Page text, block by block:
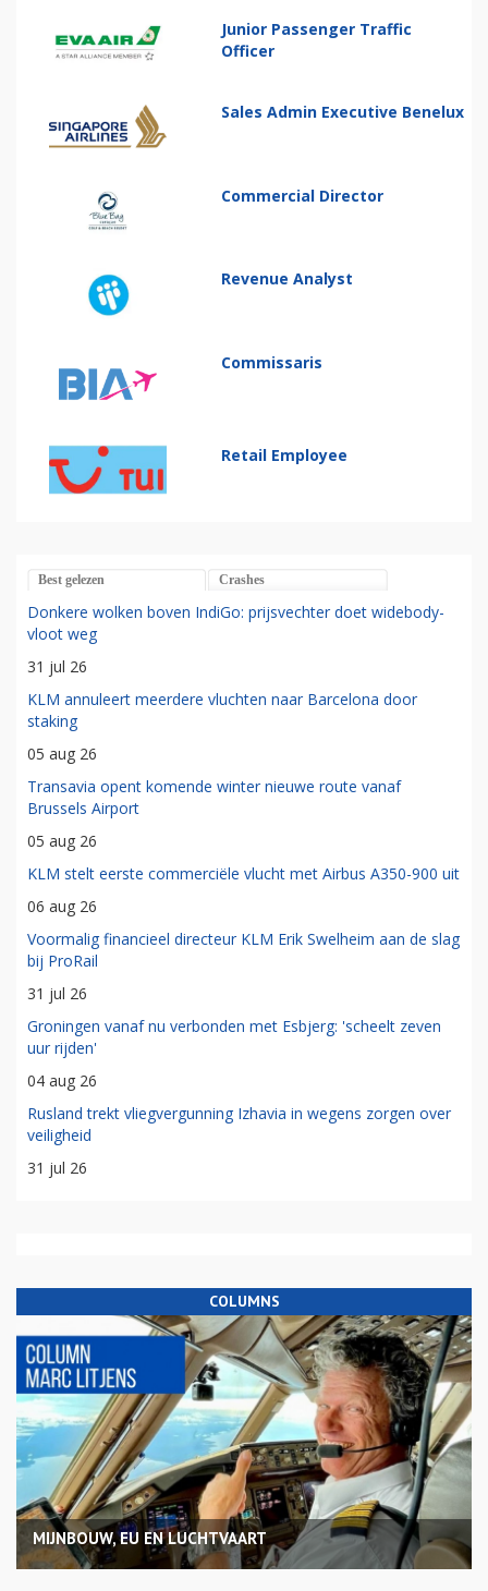
Junior Passenger Traffic
Officer
Sales Admin Executive Benelux
Commercial Director
Revenue Analyst
Commissaris
Retail Employee
Best gelezen Crashes
Donkere wolken boven IndiGo: prijsvechter doet widebody-
vloot weg
31 jul 26
KLM annuleert meerdere vluchten naar Barcelona door
staking
05 aug 26
Transavia opent komende winter nieuwe route vanaf
Brussels Airport
05 aug 26
KLM stelt eerste commerciële vlucht met Airbus A350-900 uit
06 aug 26
Voormalig financieel directeur KLM Erik Swelheim aan de slag
bij ProRail
31 jul 26
Groningen vanaf nu verbonden met Esbjerg: 'scheelt zeven
uur rijden'
04 aug 26
Rusland trekt vliegvergunning Izhavia in wegens zorgen over
veiligheid
31 jul 26
COLUMNS
MIJNBOUW, EU EN LUCHTVAART